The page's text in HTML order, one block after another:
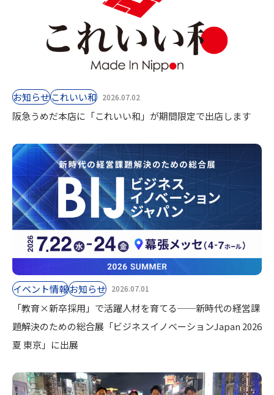
お知らせこれいい和 2026.07.02
阪急うめだ本店に「これいい和」が期間限定で出店します
イベント情報お知らせ 2026.07.01
「教育×新卒採用」で活躍人材を育てる──新時代の経営課
題解決のための総合展「ビジネスイノベーションJapan 2026
夏 東京」に出展